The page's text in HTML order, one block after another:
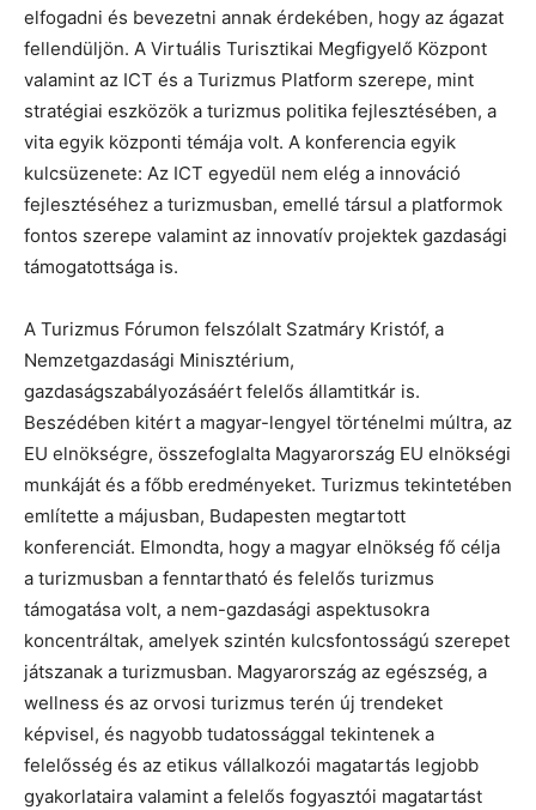
elfogadni és bevezetni annak érdekében, hogy az ágazat
fellendüljön. A Virtuális Turisztikai Megfigyelő Központ
valamint az ICT és a Turizmus Platform szerepe, mint
stratégiai eszközök a turizmus politika fejlesztésében, a
vita egyik központi témája volt. A konferencia egyik
kulcsüzenete: Az ICT egyedül nem elég a innováció
fejlesztéséhez a turizmusban, emellé társul a platformok
fontos szerepe valamint az innovatív projektek gazdasági
támogatottsága is.
A Turizmus Fórumon felszólalt Szatmáry Kristóf, a
Nemzetgazdasági Minisztérium,
gazdaságszabályozásáért felelős államtitkár is.
Beszédében kitért a magyar-lengyel történelmi múltra, az
EU elnökségre, összefoglalta Magyarország EU elnökségi
munkáját és a főbb eredményeket. Turizmus tekintetében
említette a májusban, Budapesten megtartott
konferenciát. Elmondta, hogy a magyar elnökség fő célja
a turizmusban a fenntartható és felelős turizmus
támogatása volt, a nem-gazdasági aspektusokra
koncentráltak, amelyek szintén kulcsfontosságú szerepet
játszanak a turizmusban. Magyarország az egészség, a
wellness és az orvosi turizmus terén új trendeket
képvisel, és nagyobb tudatossággal tekintenek a
felelősség és az etikus vállalkozói magatartás legjobb
gyakorlataira valamint a felelős fogyasztói magatartást